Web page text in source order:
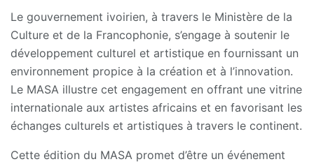
Le gouvernement ivoirien, à travers le Ministère de la
Culture et de la Francophonie, s’engage à soutenir le
développement culturel et artistique en fournissant un
environnement propice à la création et à l’innovation.
Le MASA illustre cet engagement en offrant une vitrine
internationale aux artistes africains et en favorisant les
échanges culturels et artistiques à travers le continent.
Cette édition du MASA promet d’être un événement